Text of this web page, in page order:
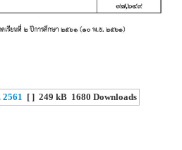
[ ] 249 kB 1680 Downloads